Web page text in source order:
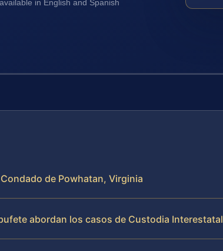
in English and Spanish
de Powhatan, Virginia
abordan los casos de Custodia Interestatal